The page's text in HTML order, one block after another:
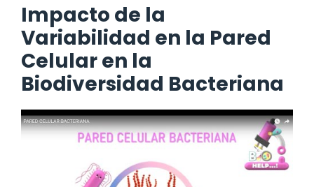
Impacto de la
Variabilidad en la Pared
Celular en la
Biodiversidad Bacteriana